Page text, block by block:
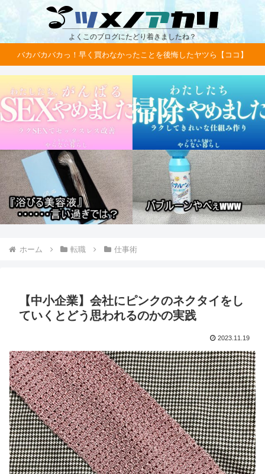
よくこのブログにたどり着きましたね？
バカバカバカっ！早く買わなかったことを後悔したヤツら【ココ】
ホーム 転職 仕事術
【中小企業】会社にピンクのネクタイをし
ていくとどう思われるのかの実践
2023.11.19